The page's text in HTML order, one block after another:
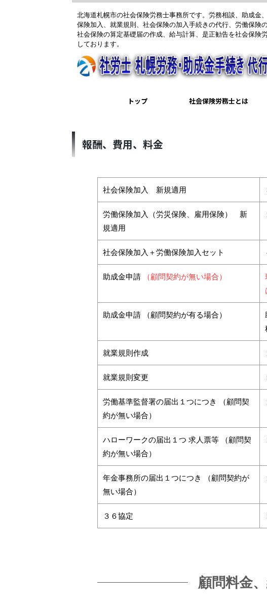
北海道札幌市の社会保険労務士事務所です。労務相談、助成金
保険加入、就業規則、社会保険の加入手続きの代行、労働保険の
社会保険の算定基礎届の作成、給与計算、是正勧告を社会保険
しております。
トップ 社会保険労務士とは
報酬、費用、料金
社会保険加入 新規適用
労働保険加入（労災保険、雇用保険） 新
規適用
社会保険加入＋労働保険加入セット
助成金申請 （顧問契約が無い場合）
助成金申請 （顧問契約が有る場合）
就業規則作成
就業規則変更
労働基準監督署の届出１つにつき （顧問契
約が無い場合）
ハローワークの届出１つ 求人票等 （顧問契
約が無い場合）
年金事務所の届出１つにつき （顧問契約が
無い場合）
３６協定
顧問料金